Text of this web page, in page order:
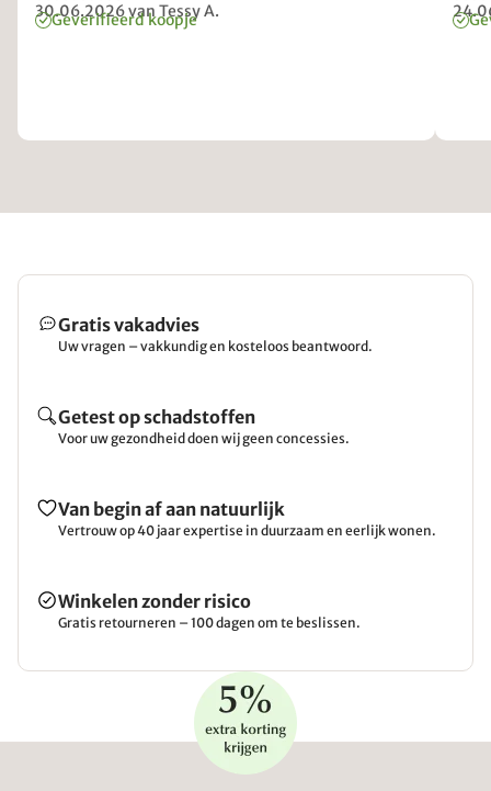
30.06.2026van Tessy A.
Geverifieerd koopje
Gratis vakadvies
Uw vragen – vakkundig en kosteloos beantwoord.
Getest op schadstoffen
Voor uw gezondheid doen wij geen concessies.
Van begin af aan natuurlijk
Vertrouw op 40 jaar expertise in duurzaam en eerlijk wonen.
Winkelen zonder risico
Gratis retourneren – 100 dagen om te beslissen.